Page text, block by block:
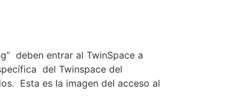
deben entrar al TwinSpace a
del Twinspace del
Esta es la imagen del acceso al